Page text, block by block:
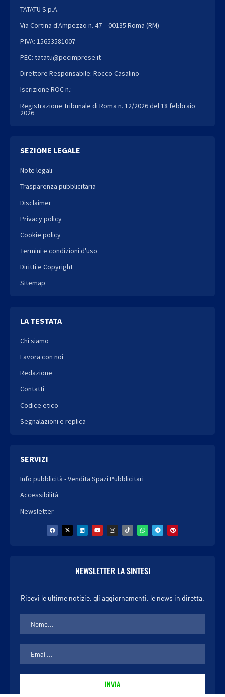
TATATU S.p.A.
Via Cortina d'Ampezzo n. 47 – 00135 Roma (RM)
P.IVA: 15653581007
PEC: tatatu@pecimprese.it
Direttore Responsabile: Rocco Casalino
Iscrizione ROC n.:
Registrazione Tribunale di Roma n. 12/2026 del 18 febbraio
2026
SEZIONE LEGALE
Note legali
Trasparenza pubblicitaria
Disclaimer
Privacy policy
Cookie policy
Termini e condizioni d'uso
Diritti e Copyright
Sitemap
LA TESTATA
Chi siamo
Lavora con noi
Redazione
Contatti
Codice etico
Segnalazioni e replica
SERVIZI
Info pubblicità - Vendita Spazi Pubblicitari
Accessibilità
Newsletter
NEWSLETTER LA SINTESI
Ricevi le ultime notizie, gli aggiornamenti, le news in diretta.